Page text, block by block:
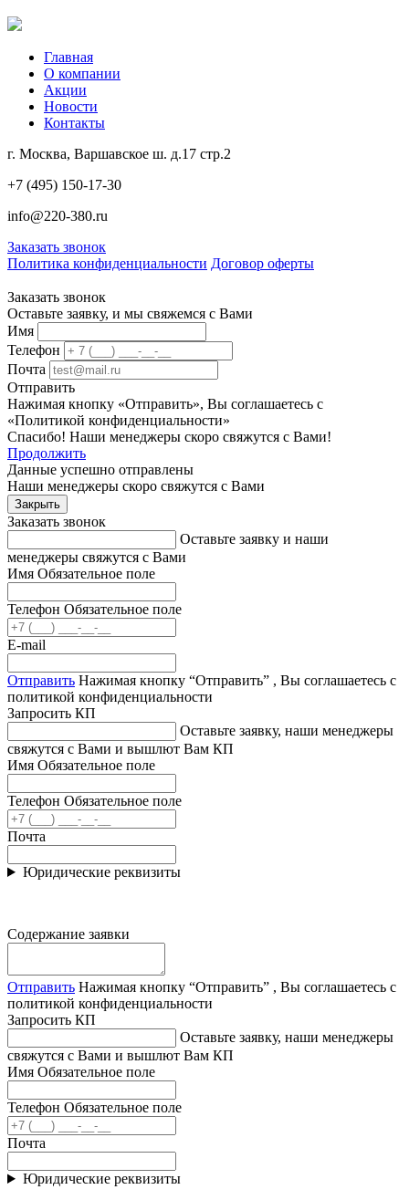
Главная
О компании
Акции
Новости
Контакты
г. Москва, Варшавское ш. д.17 стр.2
+7 (495) 150-17-30
info@220-380.ru
Заказать звонок
Политика конфиденциальности Договор оферты
Заказать звонок
Оставьте заявку, и мы свяжемся с Вами
Имя
Телефон
Почта
Отправить
Нажимая кнопку «Отправить», Вы соглашаетесь с
«Политикой конфиденциальности»
Спасибо! Наши менеджеры скоро свяжутся с Вами!
Продолжить
Данные успешно отправлены
Наши менеджеры скоро свяжутся с Вами
Закрыть
Заказать звонок
Оставьте заявку и наши
менеджеры свяжутся с Вами
Имя Обязательное поле
Телефон Обязательное поле
E-mail
Отправить Нажимая кнопку “Отправить” , Вы соглашаетесь с
политикой конфиденциальности
Запросить КП
Оставьте заявку, наши менеджеры
свяжутся с Вами и вышлют Вам КП
Имя Обязательное поле
Телефон Обязательное поле
Почта
Юридические реквизиты
Содержание заявки
Отправить Нажимая кнопку “Отправить” , Вы соглашаетесь с
политикой конфиденциальности
Запросить КП
Оставьте заявку, наши менеджеры
свяжутся с Вами и вышлют Вам КП
Имя Обязательное поле
Телефон Обязательное поле
Почта
Юридические реквизиты